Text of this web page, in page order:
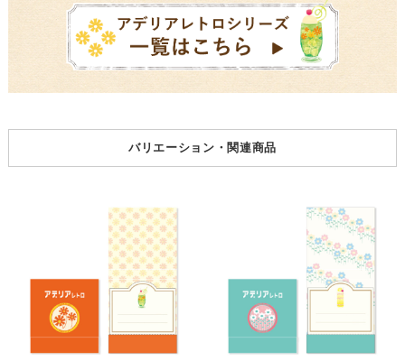
バリエーション・関連商品